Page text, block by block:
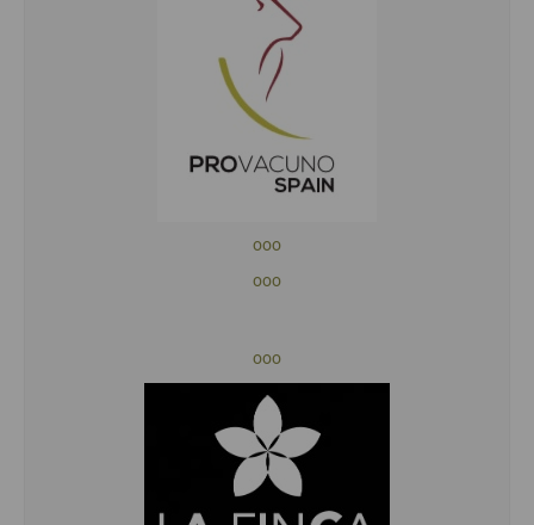
ooo
ooo
ooo